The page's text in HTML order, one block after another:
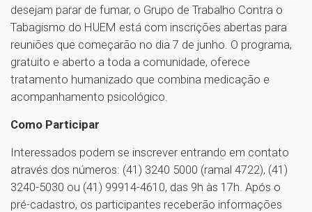
desejam parar de fumar, o Grupo de Trabalho Contra o
Tabagismo do HUEM está com inscrições abertas para
reuniões que começarão no dia 7 de junho. O programa,
gratuito e aberto a toda a comunidade, oferece
tratamento humanizado que combina medicação e
acompanhamento psicológico.
Como Participar
Interessados podem se inscrever entrando em contato
através dos números: (41) 3240 5000 (ramal 4722), (41)
3240-5030 ou (41) 99914-4610, das 9h às 17h. Após o
pré-cadastro, os participantes receberão informações